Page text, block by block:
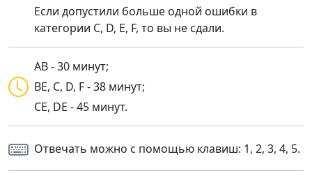
Если допустили больше одной ошибки в
категории C, D, E, F, то вы не сдали.
AB - 30 минут;
BE, C, D, F - 38 минут;
CE, DE - 45 минут.
Отвечать можно с помощью клавиш: 1, 2, 3, 4, 5.